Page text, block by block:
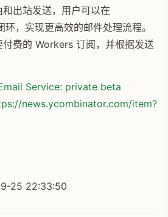
出站发送，用户可以在
，实现更高效的邮件处理流程。
费的 Workers 订阅，并根据发送
Service: private beta
news.ycombinator.com/item?
25 22:33:50